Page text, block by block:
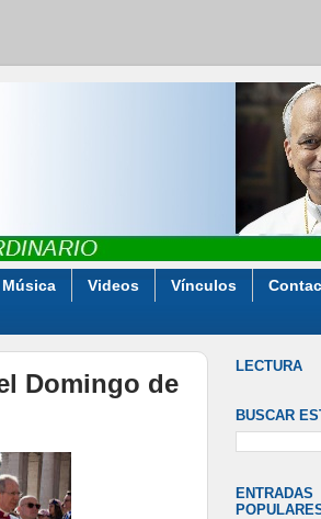
Música Videos Vínculos
Domingo de
LECTURA
BUSCAR
ENTRADAS